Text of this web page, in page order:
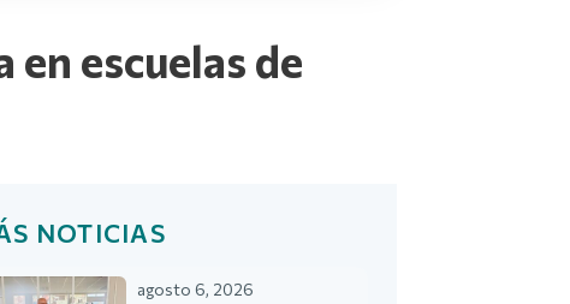
escuelas de
NOTICIAS
agosto 6, 2026